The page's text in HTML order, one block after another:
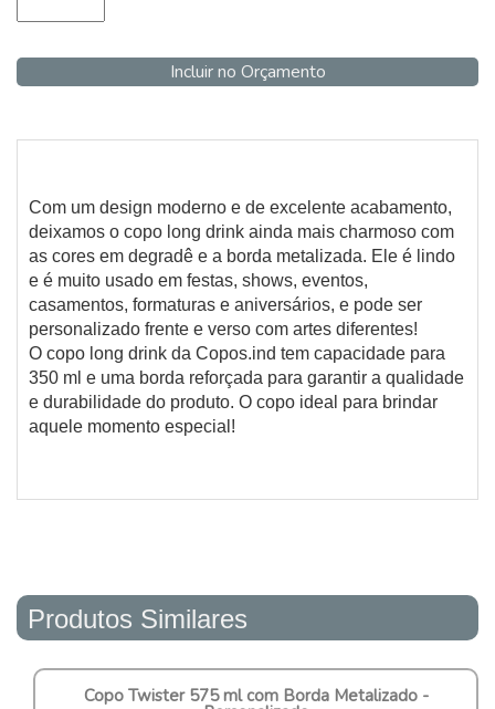
Incluir no Orçamento
Com um design moderno e de excelente acabamento,
deixamos o copo long drink ainda mais charmoso com
as cores em degradê e a borda metalizada. Ele é lindo
e é muito usado em festas, shows, eventos,
casamentos, formaturas e aniversários, e pode ser
personalizado frente e verso com artes diferentes!
O copo long drink da Copos.ind tem capacidade para
350 ml e uma borda reforçada para garantir a qualidade
e durabilidade do produto. O copo ideal para brindar
aquele momento especial!
Produtos Similares
Copo Twister 575 ml com Borda Metalizado -